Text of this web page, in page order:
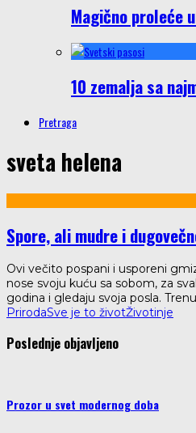
Magično proleće
10 zemalja sa
Pretraga
sveta helena
Spore, ali mudre i
Ovi večito pospani i usporeni
nose svoju kuću sa sobom, za
godina i gledaju svoja posla.
PrirodaSve je to životŽivotinje
Poslednje objavljeno
Prozor u svet modernog doba